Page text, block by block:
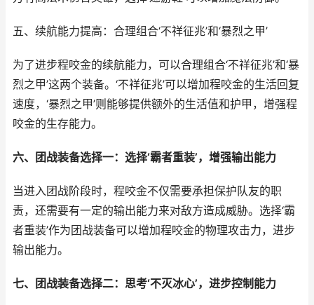
五、续航能力提高：合理组合‘不祥征兆’和‘暴烈之甲’
为了进步程咬金的续航能力，可以合理组合‘不祥征兆’和‘暴
烈之甲’这两个装备。‘不祥征兆’可以增加程咬金的生活回复
速度，‘暴烈之甲’则能够提供额外的生活值和护甲，增强程
咬金的生存能力。
六、团战装备选择一：选择‘霸者重装’，增强输出能力
当进入团战阶段时，程咬金不仅需要承担保护队友的职
责，还需要有一定的输出能力来对敌方造成威胁。选择‘霸
者重装’作为团战装备可以增加程咬金的物理攻击力，进步
输出能力。
七、团战装备选择二：思考‘不灭冰心’，进步控制能力